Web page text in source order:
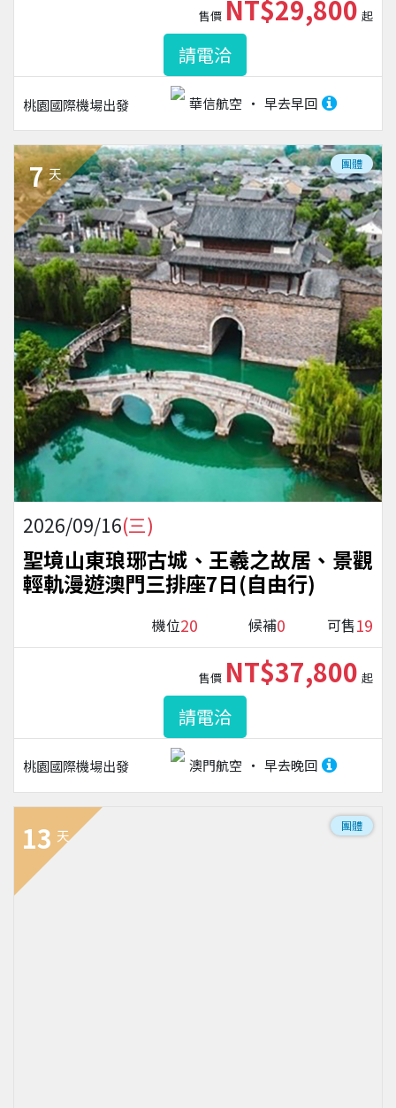
桃園國際機場出發 華信航空 早去早回
售價 NT$29,800 起
請電洽
7 天
團體
2026/09/16(三)
聖境山東琅琊古城、王羲之故居、景觀
輕軌漫遊澳門三排座7日(自由行)
機位20 候補0 可售19
桃園國際機場出發 澳門航空 早去晚回
售價 NT$37,800 起
請電洽
13 天
團體